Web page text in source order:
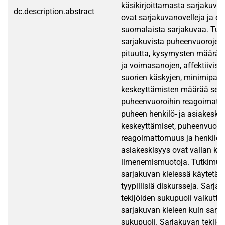
dc.description.abstract
käsikirjoittamasta
ovat sarjakuvanovelleja ja
suomalaista sarjakuvaa.
sarjakuvista
pituutta, kysymysten
ja voimasanojen,
suorien käskyjen,
keskeyttämisten määrää
puheenvuoroihin
puheen henkilö- ja
keskeyttämiset,
reagoimattomuus ja henkilö-
asiakeskisyys ovat vallan
ilmenemismuotoja.
sarjakuvan kielessä
tyypillisiä diskursseja.
tekijöiden sukupuoli
sarjakuvan kieleen kuin
sukupuoli. Sarjakuvan